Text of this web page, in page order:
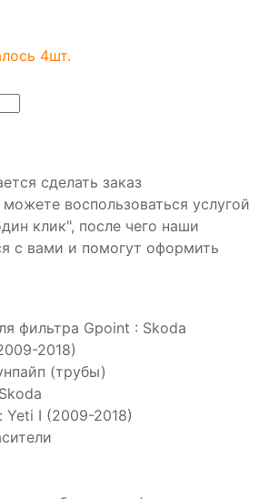
4шт.
сделать заказ
воспользоваться услугой
клик", после чего наши
с вами и помогут оформить
фильтра Gpoint : Skoda
2018)
(трубы)
Skoda
: Yeti I (2009-2018)